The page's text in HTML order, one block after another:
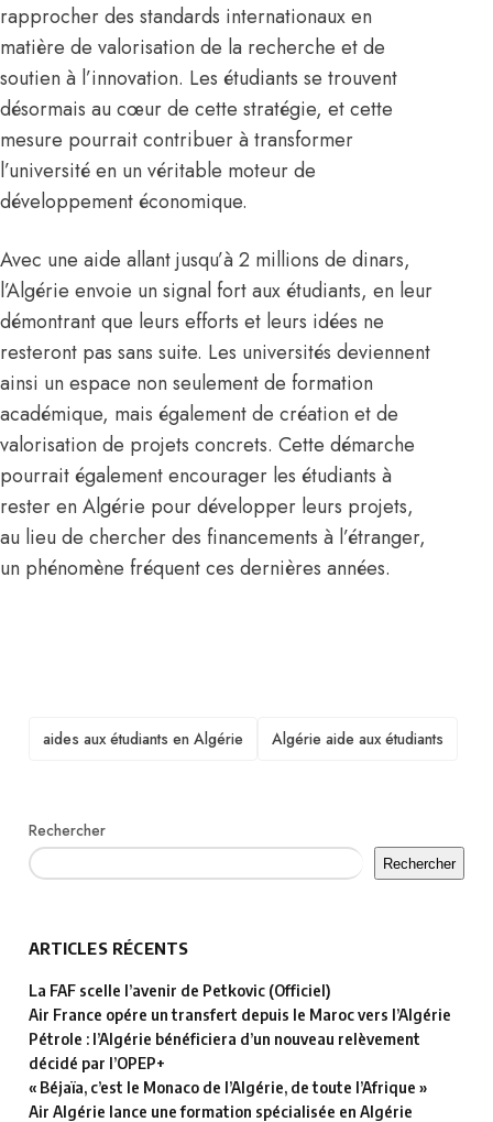
rapprocher des standards internationaux en
matière de valorisation de la recherche et de
soutien à l’innovation. Les étudiants se trouvent
désormais au cœur de cette stratégie, et cette
mesure pourrait contribuer à transformer
l’université en un véritable moteur de
développement économique.
Avec une aide allant jusqu’à 2 millions de dinars,
l’Algérie envoie un signal fort aux étudiants, en leur
démontrant que leurs efforts et leurs idées ne
resteront pas sans suite. Les universités deviennent
ainsi un espace non seulement de formation
académique, mais également de création et de
valorisation de projets concrets. Cette démarche
pourrait également encourager les étudiants à
rester en Algérie pour développer leurs projets,
au lieu de chercher des financements à l’étranger,
un phénomène fréquent ces dernières années.
TAGS
aides aux étudiants en Algérie Algérie aide aux étudiants
Rechercher
Rechercher
ARTICLES RÉCENTS
La FAF scelle l’avenir de Petkovic (Officiel)
Air France opére un transfert depuis le Maroc vers l’Algérie
Pétrole : l’Algérie bénéficiera d’un nouveau relèvement
décidé par l’OPEP+
« Béjaïa, c’est le Monaco de l’Algérie, de toute l’Afrique »
Air Algérie lance une formation spécialisée en Algérie